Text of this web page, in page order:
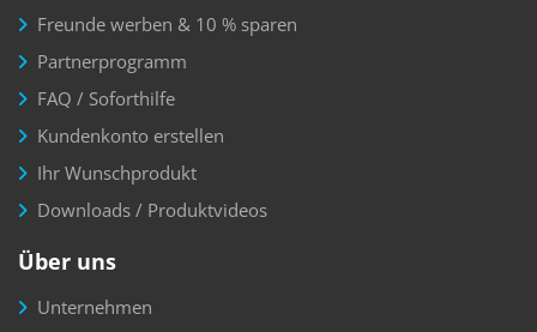
Freunde werben & 10 % sparen
Partnerprogramm
FAQ / Soforthilfe
Kundenkonto erstellen
Ihr Wunschprodukt
Downloads / Produktvideos
Über uns
Unternehmen